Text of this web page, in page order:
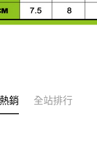
銷 全站排行